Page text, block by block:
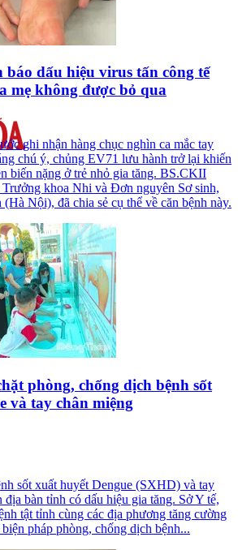
báo dấu hiệu virus tấn công tế
mẹ không được bỏ qua
ghi nhận hàng chục nghìn ca mắc tay
chú ý, chủng EV71 lưu hành trở lại khiến
biến nặng ở trẻ nhỏ gia tăng. BS.CKII
khoa Nhi và Đơn nguyên Sơ sinh,
Nội), đã chia sẻ cụ thể về căn bệnh này.
phòng, chống dịch bệnh sốt
và tay chân miệng
sốt xuất huyết Dengue (SXHD) và tay
bàn tỉnh có dấu hiệu gia tăng. Sở Y tế,
tật tỉnh cùng các địa phương tăng cường
pháp phòng, chống dịch bệnh...